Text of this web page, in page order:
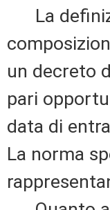
La
un decreto
pari
data di
La norma